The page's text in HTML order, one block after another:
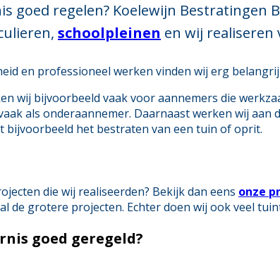
goed regelen? Koelewijn
schoolpleinen en wij realiseren
en professioneel werken vinden wij erg
wij bijvoorbeeld vaak voor aannemers die
als onderaannemer. Daarnaast werken wij
bijvoorbeeld het bestraten van een tuin of oprit.
die wij realiseerden? Bekijk dan eens onze
de grotere projecten. Echter doen wij ook veel
goed geregeld?